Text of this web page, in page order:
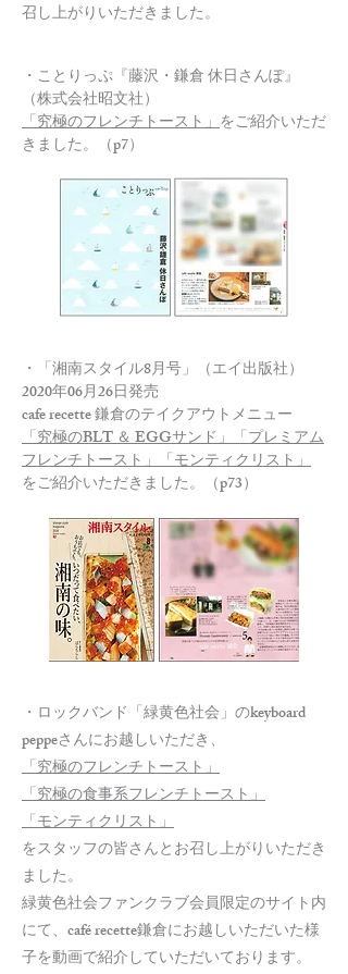
召し上がりいただきました。
・ことりっぷ『藤沢・鎌倉 休日さんぽ』
（株式会社昭文社）
「究極のフレンチトースト」をご紹介いただ
きました。（p7）
・「湘南スタイル8月号」（エイ出版社）
2020年06月26日発売
cafe recette 鎌倉のテイクアウトメニュー
「究極のBLT ＆ EGGサンド」「プレミアム
フレンチトースト」「モンティクリスト」
をご紹介いただきました。（p73）
・ロックバンド「緑黄色社会」のkeyboard
peppeさんにお越しいただき、
「究極のフレンチトースト」
「究極の食事系フレンチトースト」
「モンティクリスト」
をスタッフの皆さんとお召し上がりいただき
ました。
緑黄色社会ファンクラブ会員限定のサイト内
にて、café recette鎌倉にお越しいただいた様
子を動画で紹介していただいております。